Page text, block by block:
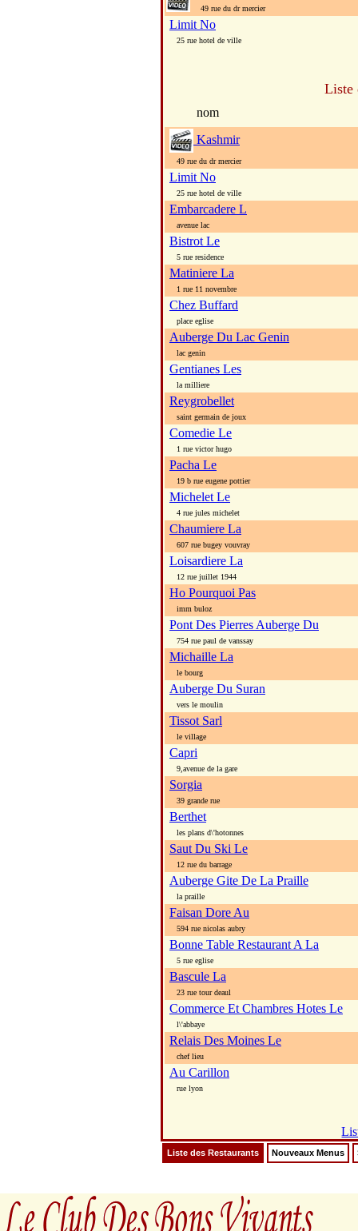
49 rue du dr mercier
Limit No
25 rue hotel de ville
Liste
nom
Kashmir
49 rue du dr mercier
Limit No
25 rue hotel de ville
Embarcadere L
avenue lac
Bistrot Le
5 rue residence
Matiniere La
1 rue 11 novembre
Chez Buffard
place eglise
Auberge Du Lac Genin
lac genin
Gentianes Les
la milliere
Reygrobellet
saint germain de joux
Comedie Le
1 rue victor hugo
Pacha Le
19 b rue eugene pottier
Michelet Le
4 rue jules michelet
Chaumiere La
607 rue bugey vouvray
Loisardiere La
12 rue juillet 1944
Ho Pourquoi Pas
imm buloz
Pont Des Pierres Auberge Du
754 rue paul de vanssay
Michaille La
le bourg
Auberge Du Suran
vers le moulin
Tissot Sarl
le village
Capri
9,avenue de la gare
Sorgia
39 grande rue
Berthet
les plans d\'hotonnes
Saut Du Ski Le
12 rue du barrage
Auberge Gite De La Praille
la praille
Faisan Dore Au
594 rue nicolas aubry
Bonne Table Restaurant A La
5 rue eglise
Bascule La
23 rue tour deaul
Commerce Et Chambres Hotes Le
l\'abbaye
Relais Des Moines Le
chef lieu
Au Carillon
rue lyon
Liste des Restaurants Nouveaux Menus